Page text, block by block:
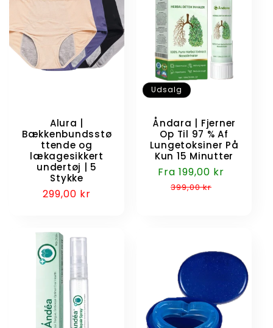
Alura |
Bækkenbundsstø
ttende og
lækagesikkert
undertøj | 5
Stykke
Normalpris
299,00 kr
Udsalg
Åndara | Fjerner
Op Til 97 % Af
Lungetoksiner På
Kun 15 Minutter
Udsalgspris
Fra 199,00 kr
399,00 kr